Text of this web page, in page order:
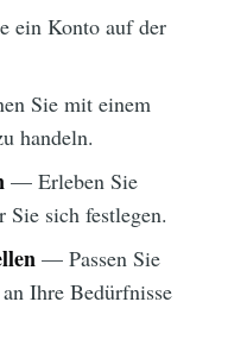
Konto auf der
Sie mit einem
handeln.
— Erleben Sie
sich festlegen.
— Passen Sie
Ihre Bedürfnisse